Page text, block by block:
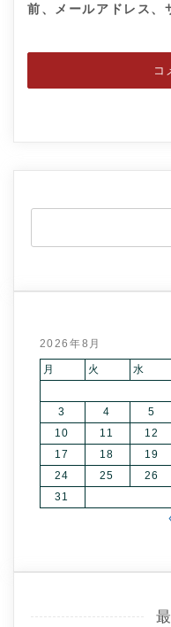
前、メールアドレス、
2026年8月
月 火 水
3
4 5
10
11 12
17
18 19
24
25 26
31